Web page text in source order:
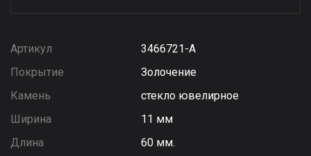
Артикул
3466721-А
Покрытие
Золочение
Камень
стекло ювелирное
Ширина
11 мм
Длина
60 мм.